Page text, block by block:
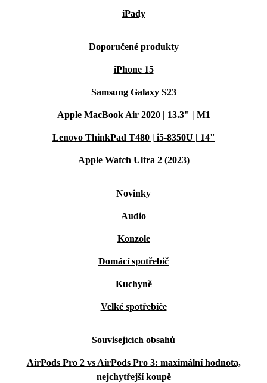
iPady
Doporučené produkty
iPhone 15
Samsung Galaxy S23
Apple MacBook Air 2020 | 13.3" | M1
Lenovo ThinkPad T480 | i5-8350U | 14"
Apple Watch Ultra 2 (2023)
Novinky
Audio
Konzole
Domácí spotřebič
Kuchyně
Velké spotřebiče
Souvisejících obsahů
AirPods Pro 2 vs AirPods Pro 3: maximální hodnota,
nejchytřejší koupě